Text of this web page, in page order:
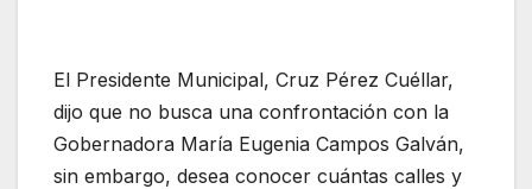
El Presidente Municipal, Cruz Pérez Cuéllar,
dijo que no busca una confrontación con la
Gobernadora María Eugenia Campos Galván,
sin embargo, desea conocer cuántas calles y